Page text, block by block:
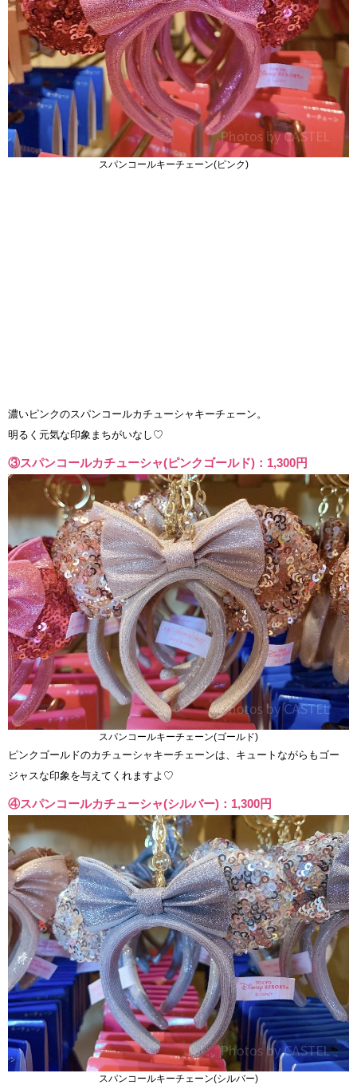
スパンコールキーチェーン(ピンク)
濃いピンクのスパンコールカチューシャキーチェーン。
明るく元気な印象まちがいなし♡
③スパンコールカチューシャ(ピンクゴールド)：1,300円
スパンコールキーチェーン(ゴールド)
ピンクゴールドのカチューシャキーチェーンは、キュートながらもゴー
ジャスな印象を与えてくれますよ♡
④スパンコールカチューシャ(シルバー)：1,300円
スパンコールキーチェーン(シルバー)